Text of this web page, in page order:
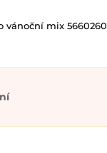
vánoční mix 5660260